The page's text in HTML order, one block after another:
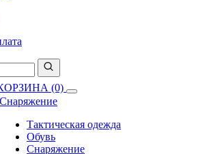
(0)
Снаряжение
Тактическая одежда
Обувь
Снаряжение